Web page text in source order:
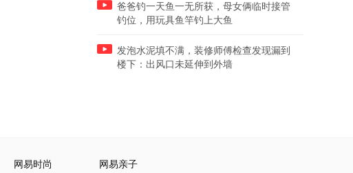
爸爸钓一天鱼一无所获，母女俩临时接管
钓位，用玩具鱼竿钓上大鱼
发泡水泥填不满，装修师傅检查发现漏到
楼下：出风口未延伸到外墙
网易时尚 网易亲子